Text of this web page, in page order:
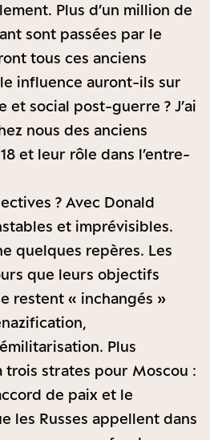
Plus d’un million de
sont passées par le
tous ces anciens
influence auront-ils sur
et social post-guerre ? J’ai
nous des anciens
et leur rôle dans l’entre-
? Avec Donald
et imprévisibles.
quelques repères. Les
que leurs objectifs
restent « inchangés »
Plus
trois strates pour Moscou :
de paix et le
les Russes appellent dans